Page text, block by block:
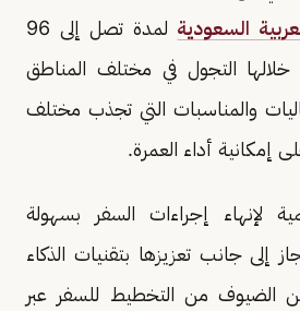
السعودية
لمدة تصل إلى 96
التجول في مختلف المناطق
والمناسبات التي تجذب مختلف
إمكانية أداء العمرة.
لإنهاء إجراءات السفر بسهولة
إلى جانب تعزيزها بتقنيات الذكاء
الضيوف من التخطيط للسفر عبر